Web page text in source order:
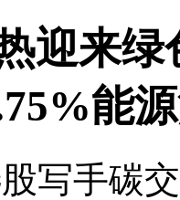
迎来
能
写手碳